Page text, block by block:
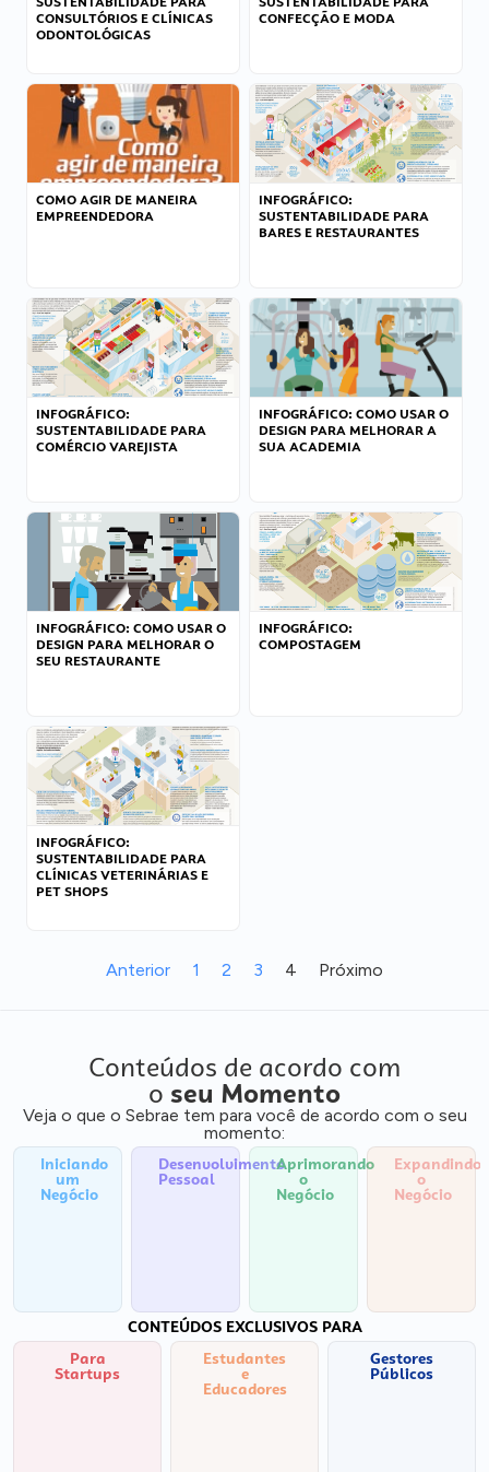
CONSULTÓRIOS E CLÍNICAS
ODONTOLÓGICAS
CONFECÇÃO E MODA
COMO AGIR DE MANEIRA
EMPREENDEDORA
INFOGRÁFICO:
SUSTENTABILIDADE PARA
BARES E RESTAURANTES
INFOGRÁFICO:
SUSTENTABILIDADE PARA
COMÉRCIO VAREJISTA
INFOGRÁFICO: COMO USAR O
DESIGN PARA MELHORAR A
SUA ACADEMIA
INFOGRÁFICO: COMO USAR O
DESIGN PARA MELHORAR O
SEU RESTAURANTE
INFOGRÁFICO:
COMPOSTAGEM
INFOGRÁFICO:
SUSTENTABILIDADE PARA
CLÍNICAS VETERINÁRIAS E
PET SHOPS
Anterior 1 2 3 4 Próximo
Conteúdos de acordo com
o seu Momento
Veja o que o Sebrae tem para você de acordo com o seu
momento:
Iniciando
um
Negócio
Desenvolvimento
Pessoal
Aprimorando
o
Negócio
Expandindo
o
Negócio
CONTEÚDOS EXCLUSIVOS PARA
Para
Startups
Estudantes
e
Educadores
Gestores
Públicos